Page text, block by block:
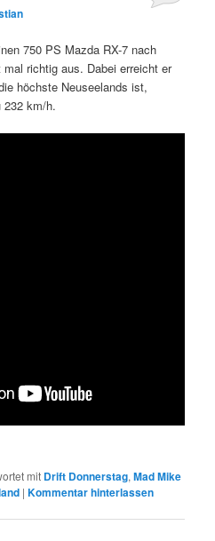
750 PS Mazda RX-7 nach
richtig aus. Dabei erreicht er
höchste Neuseelands ist,
232 km/h.
mit Drift Donnerstag,Mad Mike
|Kommentar hinterlassen